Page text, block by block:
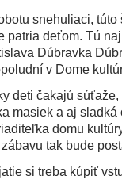
snehuliaci,
patria deťom. Tú
Dúbravka
v Dome
deti čakajú
masiek a aj sladká
domu
zábavu tak bude
si treba kúpiť